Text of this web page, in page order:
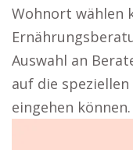
Wohnort wählen
Auswahl an
auf die
eingehen können.